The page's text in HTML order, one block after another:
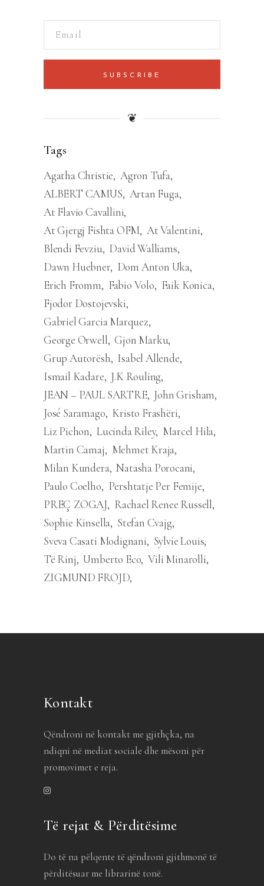
SUBSCRIBE
❦
Tags
Agatha Christie Agron Tufa
ALBERT CAMUS Artan Fuga
At Flavio Cavallini
At Gjergj Fishta OFM At Valentini
Blendi Fevziu David Walliams
Dawn Huebner Dom Anton Uka
Erich Fromm
Fabio Volo
Faik Konica
Fjodor Dostojevski
Gabriel Garcia Marquez
George Orwell Gjon Marku
Grup Autorësh Isabel Allende
Ismail Kadare J.K Rouling
JEAN – PAUL SARTRE John Grisham
José Saramago Kristo Frashëri
Liz Pichon Lucinda Riley Marcel Hila
Martin Camaj
Mehmet Kraja
Milan Kundera Natasha Porocani
Paulo Coelho
Pershtatje Per Femije
PREÇ ZOGAJ
Rachael Renee Russell
Sophie Kinsella Stefan Cvajg
Sveva Casati Modignani
Sylvie Louis
Të Rinj Umberto Eco Vili Minarolli
ZIGMUND FROJD
Kontakt
Qëndroni në kontakt me gjithçka, na
ndiqni në mediat sociale dhe mësoni për
promovimet e reja.
Të rejat & Përditësime
Do të na pëlqente të qëndroni gjithmonë të
përditësuar me librarinë tonë.